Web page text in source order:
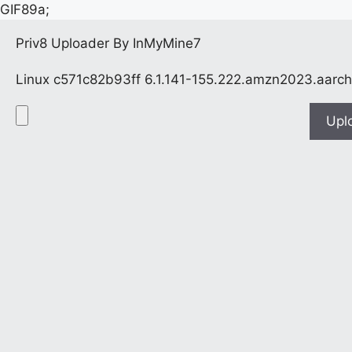
GIF89a;
Priv8 Uploader By InMyMine7